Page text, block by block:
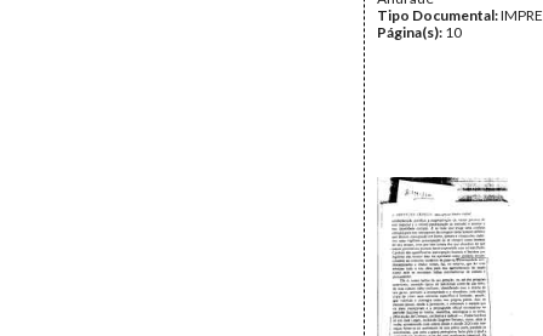
Tipo Documental:
Página(s): 10